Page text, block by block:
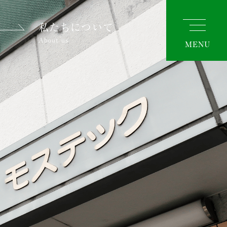
私たちについて
About us
MENU